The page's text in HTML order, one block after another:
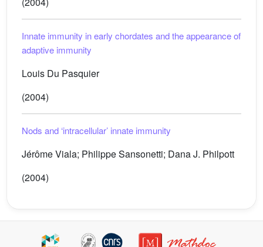
Innate immunity in early chordates and the appearance of
adaptive immunity
Louis Du Pasquier
(2004)
Nods and ‘intracellular’ innate immunity
Jérôme Viala; Philippe Sansonetti; Dana J. Philpott
(2004)